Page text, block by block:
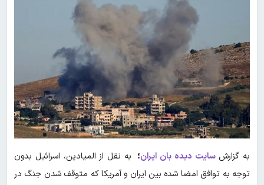
به گزارشسایت دیده بان ایران؛ به نقل از المیادین، اسرائیل بدون
توجه به توافق امضا شده بین ایران و آمریکا که متوقف شدن جنگ در